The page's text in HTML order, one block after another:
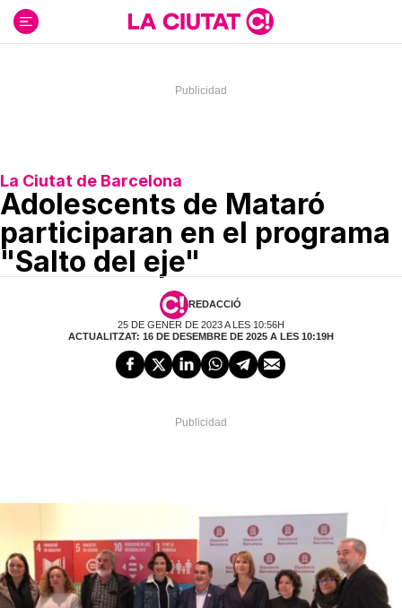
contenido
La Ciutat de Barcelona
Adolescents de Mataró
participaran en el programa
"Salto del eje"
REDACCIÓ
25 DE GENER DE 2023 A LES 10:56H
ACTUALITZAT: 16 DE DESEMBRE DE 2025 A LES 10:19H